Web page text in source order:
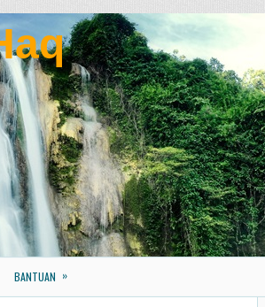
BANTUAN »